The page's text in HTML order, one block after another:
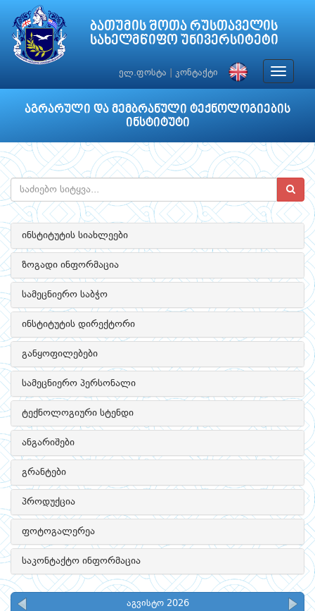
ბათუმის შოთა რუსთაველის
სახელმწიფო უნივერსიტეტი
ელ.ფოსტა კონტაქტი
Toggle
აგრარული და მემბრანული ტექნოლოგიების
ინსტიტუტი
ინსტიტუტის სიახლეები
ზოგადი ინფორმაცია
სამეცნიერო საბჭო
ინსტიტუტის დირექტორი
განყოფილებები
სამეცნიერო პერსონალი
ტექნოლოგიური სტენდი
ანგარიშები
გრანტები
პროდუქცია
ფოტოგალერეა
საკონტაქტო ინფორმაცია
აგვისტო 2026